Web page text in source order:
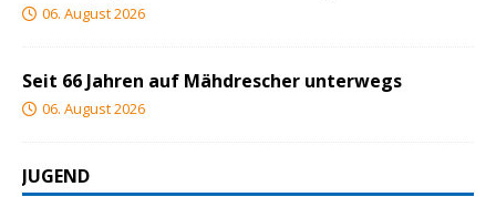
06. August 2026
Seit 66 Jahren auf Mähdrescher unterwegs
06. August 2026
JUGEND